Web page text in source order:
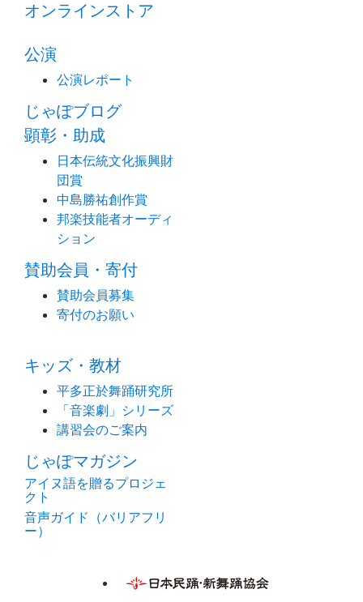
オンラインストア
公演
公演レポート
じゃぽブログ
顕彰・助成
日本伝統文化振興財
団賞
中島勝祐創作賞
邦楽技能者オーディ
ション
賛助会員・寄付
賛助会員募集
寄付のお願い
キッズ・教材
平多正於舞踊研究所
「音楽劇」シリーズ
講習会のご案内
じゃぽマガジン
アイヌ語を贈るプロジェ
クト
音声ガイド（バリアフリ
ー）